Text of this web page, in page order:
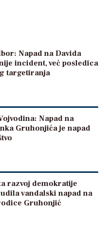
Napad na Davida
incident, već posledica
targetiranja
Napad na
Gruhonjića je napad
razvoj demokratije
vandalski napad na
Gruhonjić